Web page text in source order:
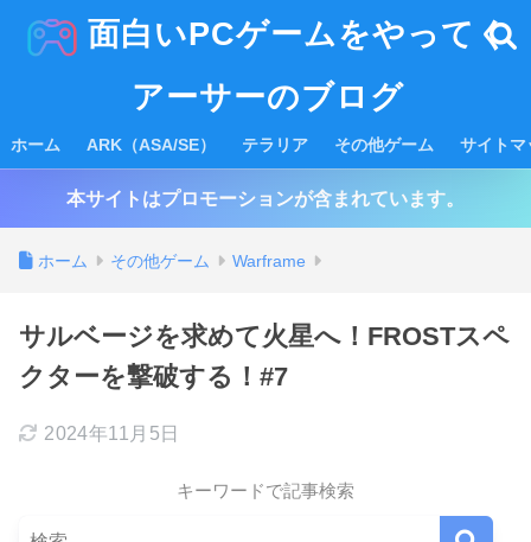
面白いPCゲームをやってく
アーサーのブログ
ホーム ARK（ASA/SE） テラリア その他ゲーム サイトマ
本サイトはプロモーションが含まれています。
ホーム その他ゲーム Warframe
サルベージを求めて火星へ！FROSTスペ
クターを撃破する！#7
2024年11月5日
キーワードで記事検索